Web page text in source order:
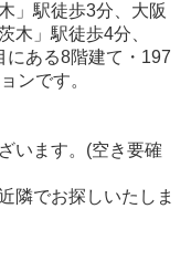
」駅徒歩3分、大阪
木」駅徒歩4分、
にある8階建て・197
ンです。
います。(空き要確
隣でお探しいたしま